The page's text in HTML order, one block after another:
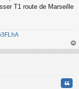
T1 route de Marseille
au